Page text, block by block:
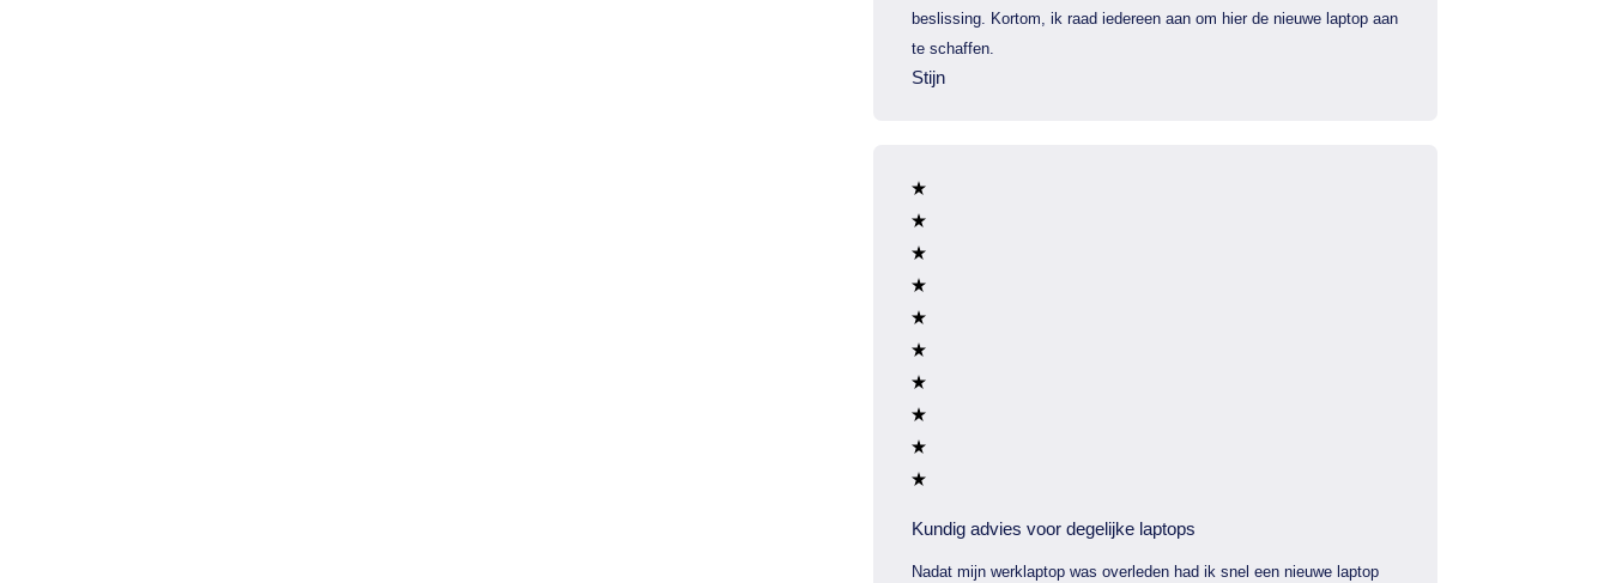
beslissing. Kortom, ik raad iedereen aan om hier de nieuwe laptop aan
te schaffen.
Stijn
Kundig advies voor degelijke laptops
Nadat mijn werklaptop was overleden had ik snel een nieuwe laptop